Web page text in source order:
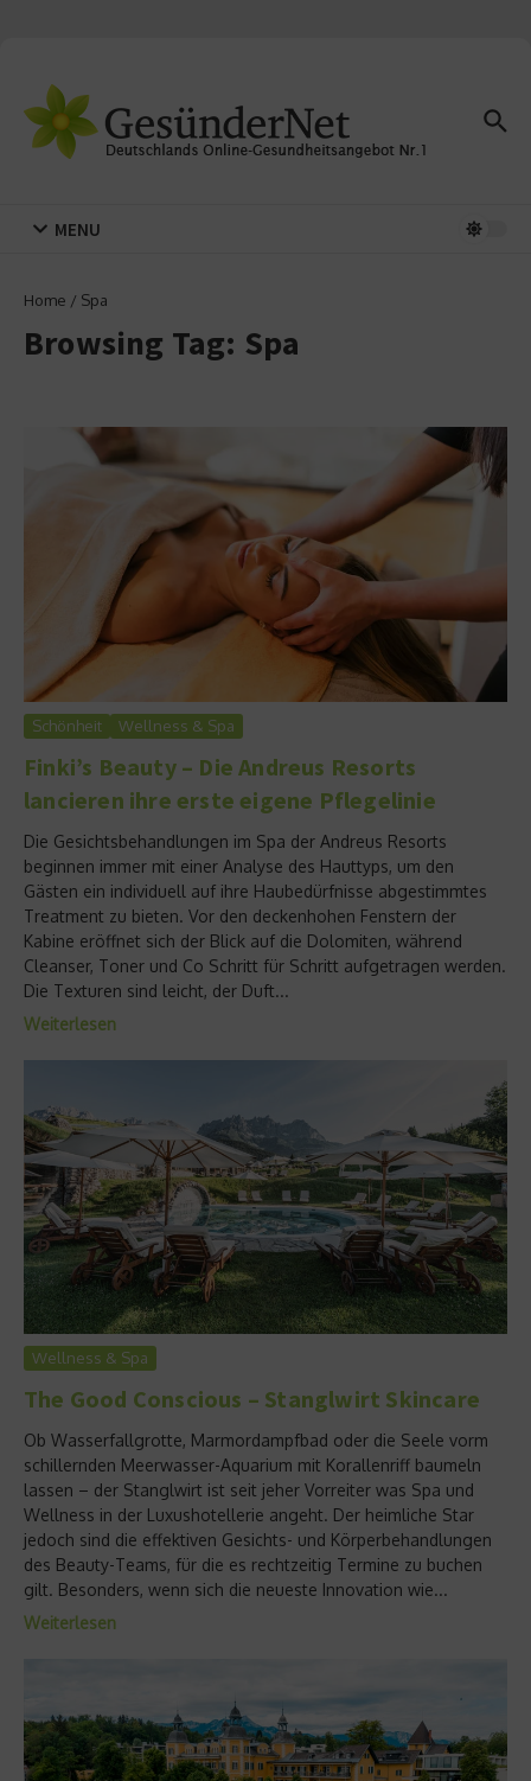
MENU
Home / Spa
Browsing Tag: Spa
Schönheit Wellness & Spa
Finki’s Beauty – Die Andreus Resorts
lancieren ihre erste eigene Pflegelinie
Die Gesichtsbehandlungen im Spa der Andreus Resorts
beginnen immer mit einer Analyse des Hauttyps, um den
Gästen ein individuell auf ihre Haubedürfnisse abgestimmtes
Treatment zu bieten. Vor den deckenhohen Fenstern der
Kabine eröffnet sich der Blick auf die Dolomiten, während
Cleanser, Toner und Co Schritt für Schritt aufgetragen werden.
Die Texturen sind leicht, der Duft...
Weiterlesen
Wellness & Spa
The Good Conscious – Stanglwirt Skincare
Ob Wasserfallgrotte, Marmordampfbad oder die Seele vorm
schillernden Meerwasser-Aquarium mit Korallenriff baumeln
lassen – der Stanglwirt ist seit jeher Vorreiter was Spa und
Wellness in der Luxushotellerie angeht. Der heimliche Star
jedoch sind die effektiven Gesichts- und Körperbehandlungen
des Beauty-Teams, für die es rechtzeitig Termine zu buchen
gilt. Besonders, wenn sich die neueste Innovation wie...
Weiterlesen